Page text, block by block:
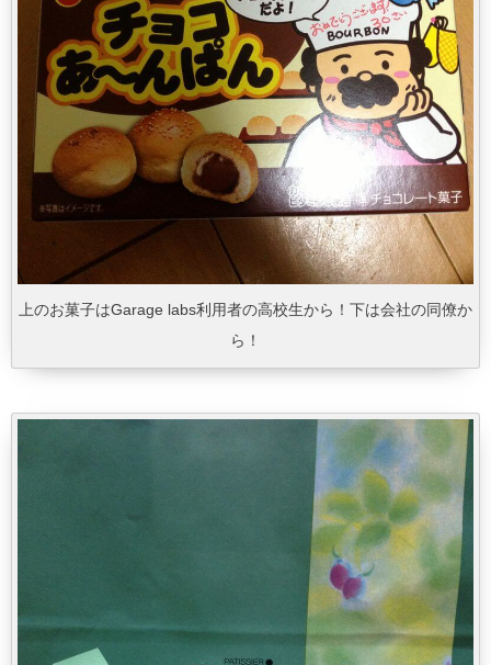
上のお菓子はGarage labs利用者の高校生から！下は会社の同僚か
ら！